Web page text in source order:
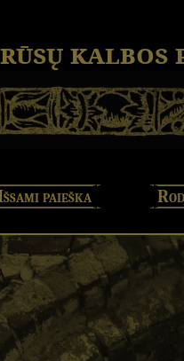
kalbos
paieška